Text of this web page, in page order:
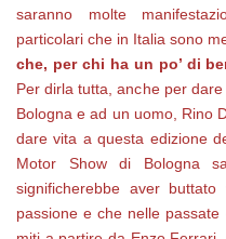
saranno molte
particolari che in Italia sono
che, per chi ha un po’ di
Per dirla tutta, anche per
Bologna e ad un uomo, Rino
dare vita a questa edizione
Motor Show di Bologna
significherebbe aver
passione e che nelle